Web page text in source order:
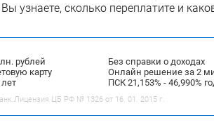
узнаете, сколько переплатите и
рублей
карту
Без справки о доходах
Онлайн решение за 2
ПСК 21,153% - 46,990%
ЦБ РФ № 1326 от 16. 01. 2015 г.